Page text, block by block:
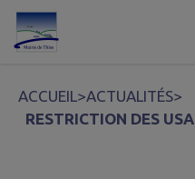
Contenu
ACCUEIL>ACTUALITÉS>
RESTRICTION DES